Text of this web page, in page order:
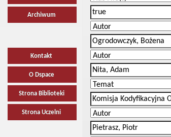
Archiwum
Kontakt
O Dspace
Strona Biblioteki
Strona Uczelni